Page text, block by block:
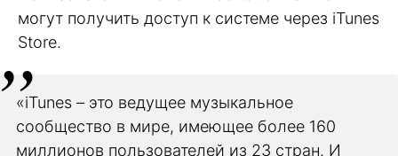
могут получить доступ к системе через iTunes
Store.
«iTunes – это ведущее музыкальное
сообщество в мире, имеющее более 160
миллионов пользователей из 23 стран. И